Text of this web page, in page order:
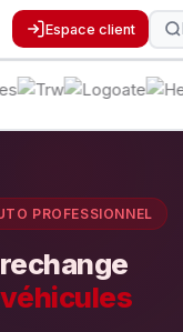
Espace client
PROFESSIONNEL